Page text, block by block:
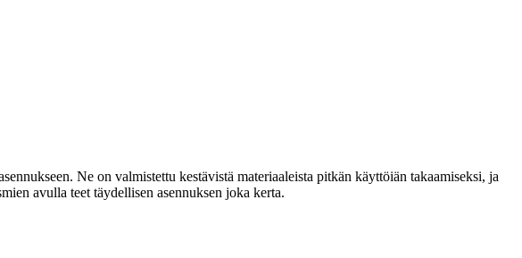
Ne on valmistettu kestävistä materiaaleista pitkän käyttöiän takaamiseksi, ja
avulla teet täydellisen asennuksen joka kerta.